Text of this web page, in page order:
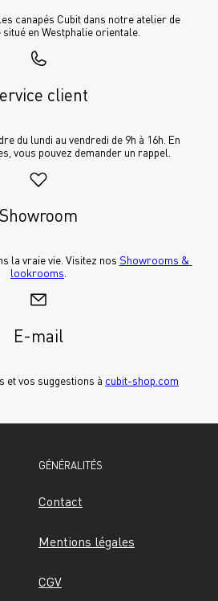
canapés Cubit dans notre atelier de
en Westphalie orientale.
client
du lundi au vendredi de 9h à 16h. En
vous pouvez demander un rappel.
Showroom
la vraie vie. Visitez nos Showrooms &
lookrooms
E-mail
et vos suggestions à cubit-shop.com
GÉNÉRALITÉS
Contact
Mentions légales
CGV